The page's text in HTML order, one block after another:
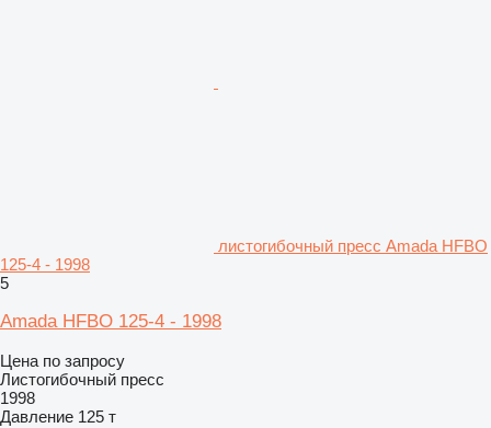
листогибочный пресс Amada HFBO
125-4 - 1998
5
Amada HFBO 125-4 - 1998
Цена по запросу
Листогибочный пресс
1998
Давление 125 т